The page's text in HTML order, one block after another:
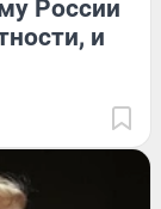
России
и